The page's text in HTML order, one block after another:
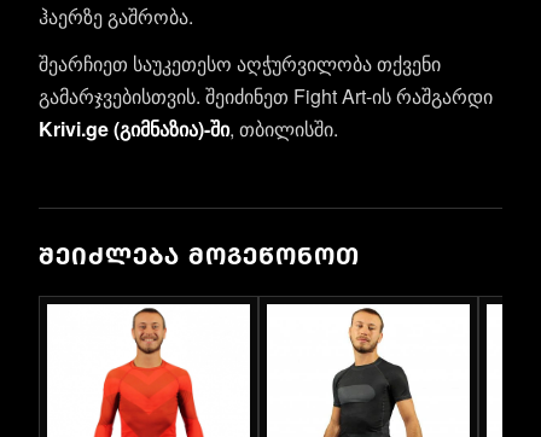
ჰაერზე გაშრობა.
შეარჩიეთ საუკეთესო აღჭურვილობა თქვენი
გამარჯვებისთვის. შეიძინეთ Fight Art-ის რაშგარდი
Krivi.ge (გიმნაზია)-ში, თბილისში.
ᲨᲔᲘᲫᲚᲔᲑᲐ ᲛᲝᲒᲔᲬᲝᲜᲝᲗ